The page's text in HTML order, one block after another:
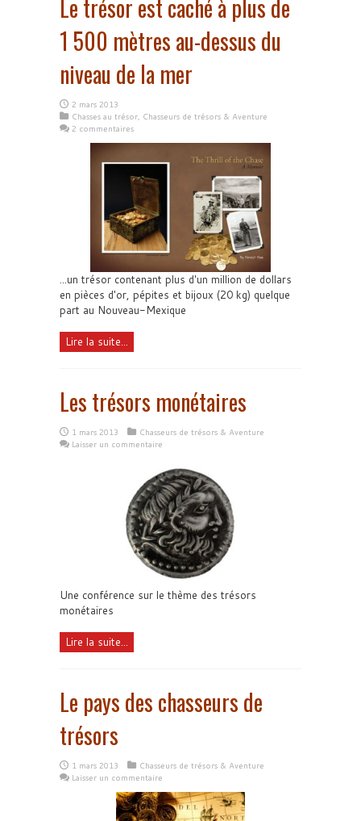
Le trésor est caché à plus de
1 500 mètres au-dessus du
niveau de la mer
2 mars 2013
Chasses au trésor, Chasseurs de trésors & Aventure
2 commentaires
...un trésor contenant plus d'un million de dollars
en pièces d'or, pépites et bijoux (20 kg) quelque
part au Nouveau-Mexique
Lire la suite...
Les trésors monétaires
1 mars 2013
Chasseurs de trésors & Aventure
Laisser un commentaire
Une conférence sur le thème des trésors
monétaires
Lire la suite...
Le pays des chasseurs de
trésors
1 mars 2013
Chasseurs de trésors & Aventure
Laisser un commentaire